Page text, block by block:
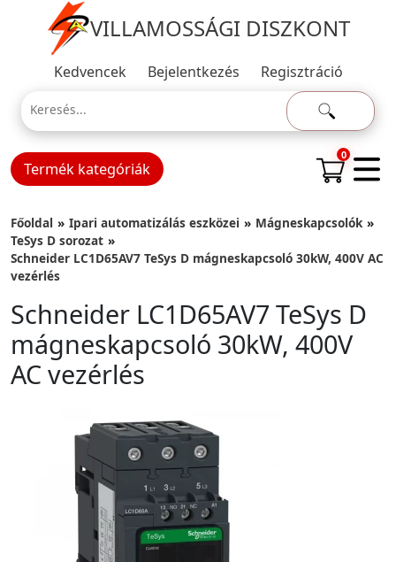
VILLAMOSSÁGI DISZKONT
Kedvencek Bejelentkezés Regisztráció
Termék kategóriák
0
Főoldal Ipari automatizálás eszközei
Mágneskapcsolók
TeSys D sorozat
Schneider LC1D65AV7 TeSys D mágneskapcsoló 30kW, 400V AC
vezérlés
Schneider LC1D65AV7 TeSys D
mágneskapcsoló 30kW, 400V
AC vezérlés